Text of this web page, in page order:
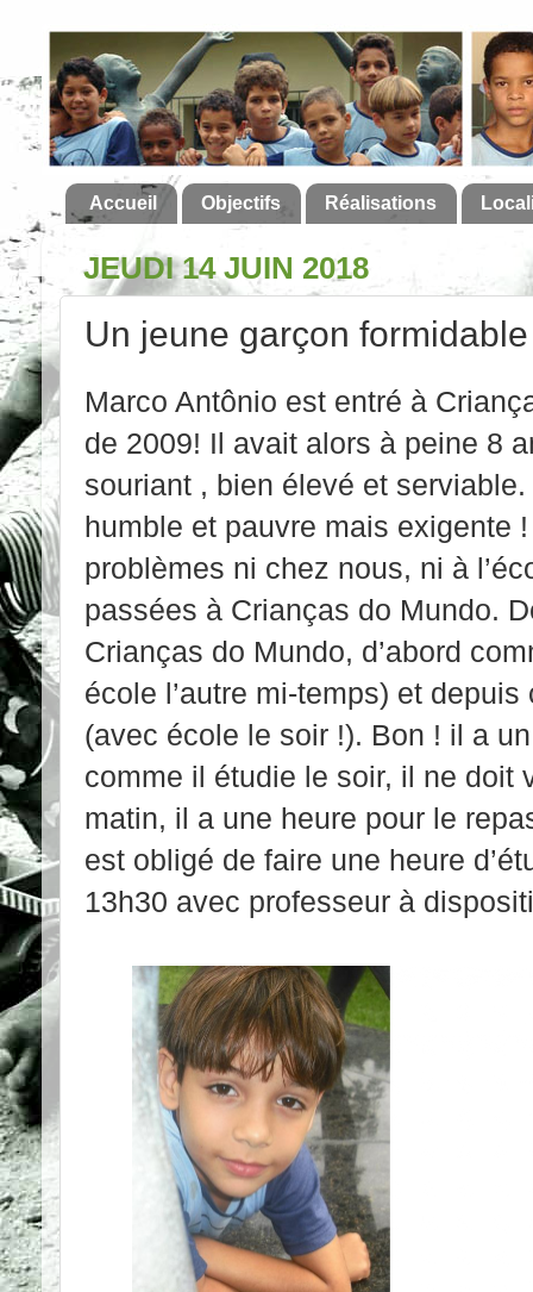
Accueil Objectifs Réalisations
JEUDI 14 JUIN 2018
Un jeune garçon
Marco Antônio est entré à
de 2009! Il avait alors à peine 8
souriant , bien élevé et
humble et pauvre mais exigente
problèmes ni chez nous, ni à
passées à Crianças do Mundo.
Crianças do Mundo, d’abord
école l’autre mi-temps) et
(avec école le soir !). Bon ! il a
comme il étudie le soir, il ne doit
matin, il a une heure pour le
est obligé de faire une heure
13h30 avec professeur à